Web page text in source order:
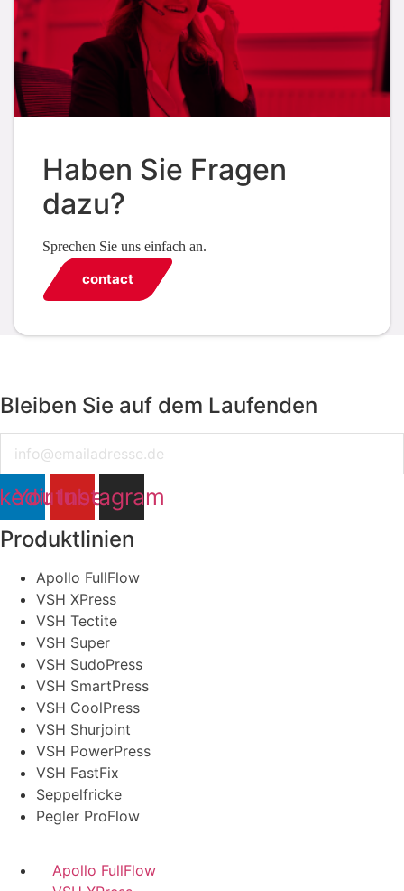
Haben Sie Fragen
dazu?
Sprechen Sie uns einfach an.
contact
Bleiben Sie auf dem Laufenden
YoutubeInstagram
Produktlinien
Apollo FullFlow
VSH XPress
VSH Tectite
VSH Super
VSH SudoPress
VSH SmartPress
VSH CoolPress
VSH Shurjoint
VSH PowerPress
VSH FastFix
Seppelfricke
Pegler ProFlow
Apollo FullFlow